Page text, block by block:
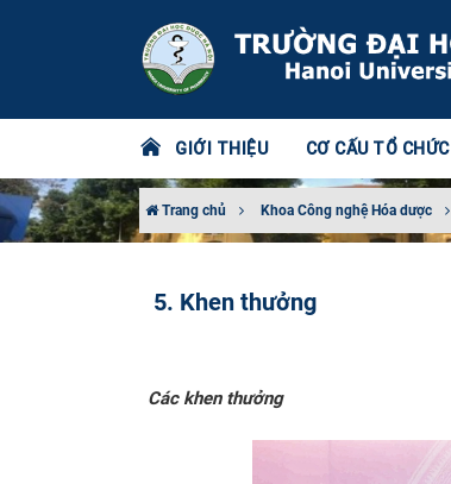
GIỚI THIỆU CƠ CẤU TỔ CHỨC
Trang chủ Khoa Công nghệ Hóa dược
5. Khen thưởng
Các khen thưởng